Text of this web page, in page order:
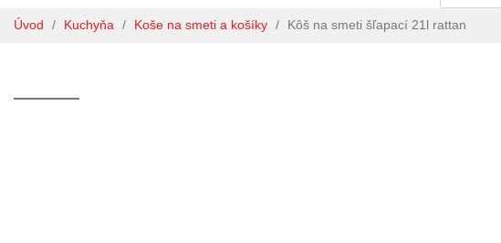
Úvod / Kuchyňa / Koše na smeti a košíky / Kôš na smeti šľapací 21l rattan